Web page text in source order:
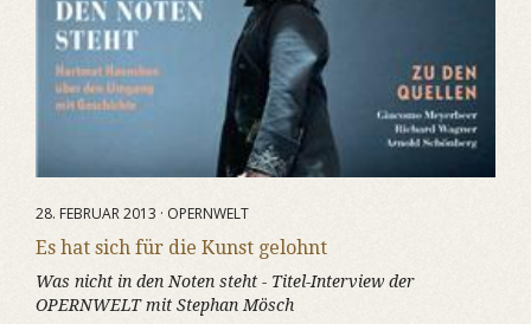
28. FEBRUAR 2013 · OPERNWELT
Es hat sich für die Kunst gelohnt
Was nicht in den Noten steht - Titel-Interview der
OPERNWELT mit Stephan Mösch